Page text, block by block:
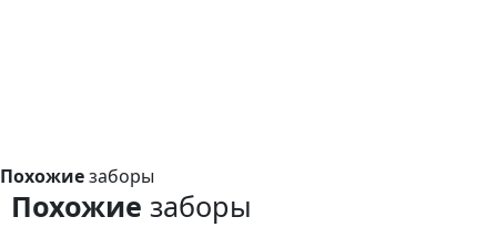
Похожиезаборы
Похожие заборы